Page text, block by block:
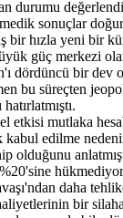
durumu
sonuçlar
hızla yeni bir
güç merkezi
dördüncü bir dev
bu süreçten
etkisi mutlaka
edilme
olduğunu
daha
bir